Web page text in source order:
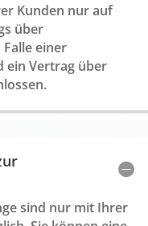
Kunden nur auf
über
einer
ein Vertrag über
sind nur mit Ihrer